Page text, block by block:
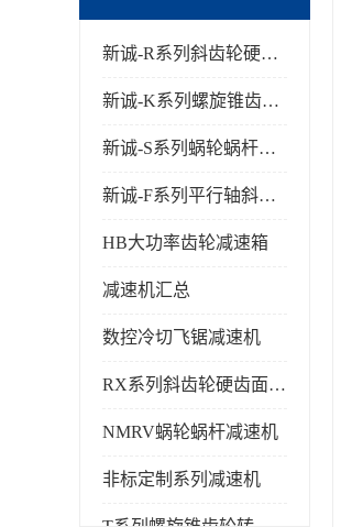
新诚-R系列斜齿轮硬齿面减速机
新诚-K系列螺旋锥齿轮减速机
新诚-S系列蜗轮蜗杆齿轮减速机
新诚-F系列平行轴斜齿轮减速机
HB大功率齿轮减速箱
减速机汇总
数控冷切飞锯减速机
RX系列斜齿轮硬齿面减速机
NMRV蜗轮蜗杆减速机
非标定制系列减速机